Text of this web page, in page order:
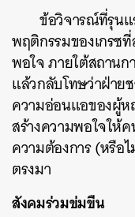
ข้อวิจารณ์ที่รุนแ
พฤติกรรมของเกรซ
พอใจ ภายใต้สถาน
แล้วกลับโทษว่าฝ่าย
ความอ่อนแอของผู้
สร้างความพอใจให้
ความต้องการ (หรือ
ตรงมา
สังคมร่วมข่มขืน